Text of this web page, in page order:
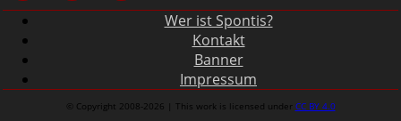
Wer ist Spontis?
Kontakt
Banner
Impressum
© Copyright 2008-2026 | This work is licensed under CC BY 4.0